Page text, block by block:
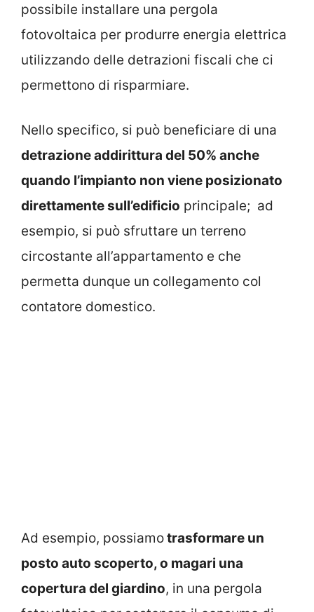
possibile installare una pergola
fotovoltaica per produrre energia elettrica
utilizzando delle detrazioni fiscali che ci
permettono di risparmiare.
Nello specifico, si può beneficiare di una
detrazione addirittura del 50% anche
quando l’impianto non viene posizionato
direttamente sull’edificio principale; ad
esempio, si può sfruttare un terreno
circostante all’appartamento e che
permetta dunque un collegamento col
contatore domestico.
Ad esempio, possiamotrasformare un
posto auto scoperto, o magari una
copertura del giardino, in una pergola